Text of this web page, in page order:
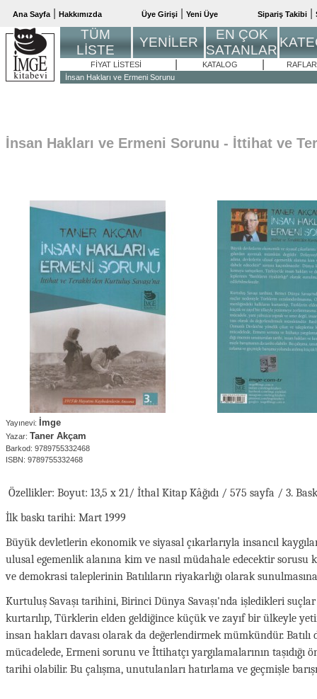
Ana Sayfa Hakkımızda Üye Girişi Yeni Üye Sipariş Takibi
TÜM
LİSTE
YENİLER
EN ÇOK
SATANLAR
FİYAT LİSTESİ KATALOG
RAFLAR
İnsan Hakları ve Ermeni Sorunu
İnsan Hakları ve Ermeni Sorunu - İttihat ve
Yayınevi: İmge
Yazar: Taner Akçam
Barkod: 9789755332468
ISBN: 9789755332468
Özellikler: Boyut: 13,5 x 21/ İthal Kitap Kâğıdı / 575 sayfa / 3.
İlk baskı tarihi: Mart 1999
Büyük devletlerin ekonomik ve siyasal çıkarlarıyla insancıl
ulusal egemenlik alanına kim ve nasıl müdahale edecektir sorusu
ve demokrasi taleplerinin Batılıların riyakarlığı olarak
Kurtuluş Savaşı tarihini, Birinci Dünya Savaşı'nda işledikleri
kurtarılıp, Türklerin elden geldiğince küçük ve zayıf bir ülkeyle
insan hakları davası olarak da değerlendirmek mümkündür.
mücadelede, Ermeni sorunu ve İttihatçı yargılamalarının
tarihi olabilir. Bu çalışma, unutulanları hatırlama ve geçmişle